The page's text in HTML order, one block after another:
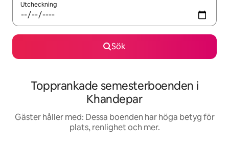
Utcheckning
Sök
Topprankade semesterboenden i
Khandepar
Gäster håller med: Dessa boenden har höga betyg för
plats, renlighet och mer.